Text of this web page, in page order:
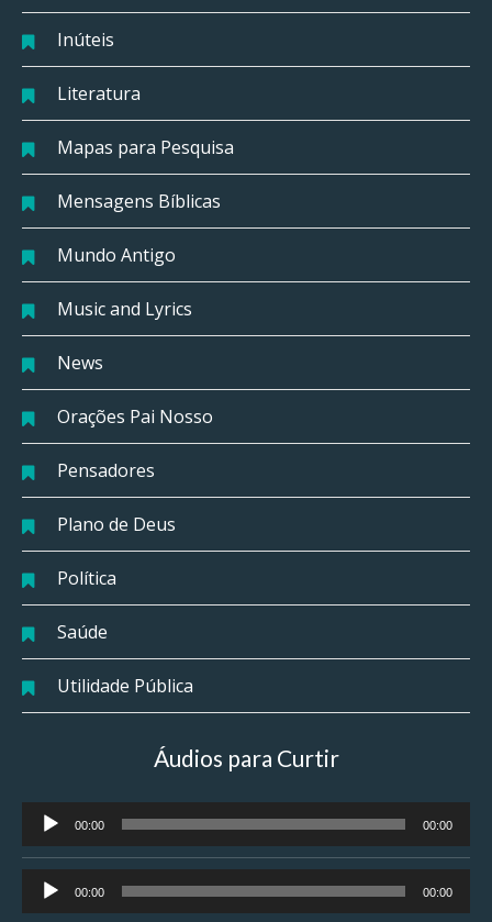
Inúteis
Literatura
Mapas para Pesquisa
Mensagens Bíblicas
Mundo Antigo
Music and Lyrics
News
Orações Pai Nosso
Pensadores
Plano de Deus
Política
Saúde
Utilidade Pública
Áudios para Curtir
Tocador
de
áudio
00:00 00:00
Tocador
de
00:00 00:00